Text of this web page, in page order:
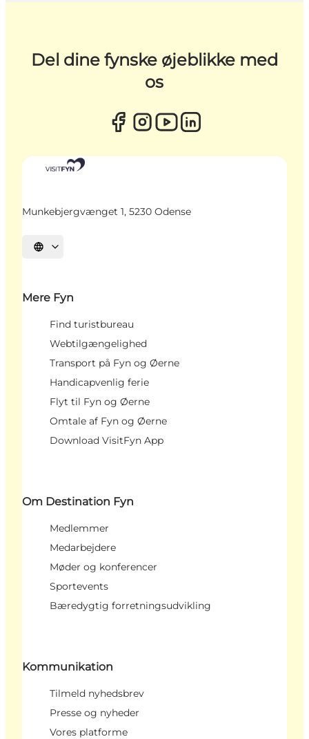
Del dine fynske øjeblikke med
os
Munkebjergvænget 1, 5230 Odense
Vælg sprog
Mere Fyn
Find turistbureau
Webtilgængelighed
Transport på Fyn og Øerne
Handicapvenlig ferie
Flyt til Fyn og Øerne
Omtale af Fyn og Øerne
Download VisitFyn App
Om Destination Fyn
Medlemmer
Medarbejdere
Møder og konferencer
Sportevents
Bæredygtig forretningsudvikling
Kommunikation
Tilmeld nyhedsbrev
Presse og nyheder
Vores platforme